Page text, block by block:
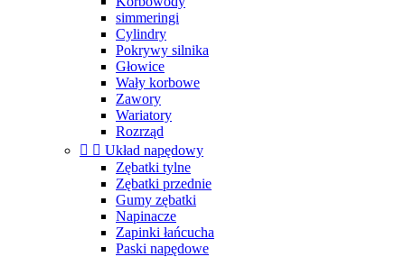
simmeringi
Cylindry
Pokrywy silnika
Głowice
Wały korbowe
Zawory
Wariatory
Rozrząd
  Układ napędowy
Zębatki tylne
Zębatki przednie
Gumy zębatki
Napinacze
Zapinki łańcucha
Paski napędowe